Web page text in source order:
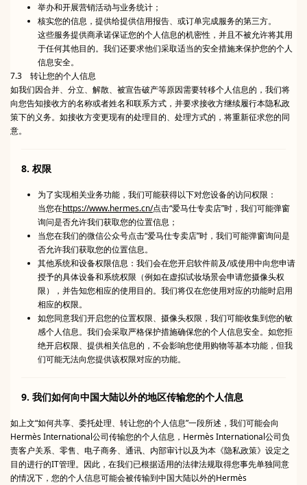
举办和开展营销活动与业务统计；
核实您的信息，提供给提供信用报告、或订单完成服务的第三方。
这些服务提供商承诺保证您的个人信息的机密性，并且不被允许将其用
于任何其他目的。我们还要求他们采取适当的安全措施来保护您的个人
信息安全。
7.3 转让您的个人信息
如我们因合并、分立、解散、被宣告破产等原因需要转移个人信息的，我们将
向您告知接收方的名称或者姓名和联系方式，并要求接收方继续履行本隐私政
策下的义务。如接收方变更现有的处理目的、处理方式的，将重新征求您的同
意。
8. 权限
为了实现相关业务功能，我们可能获得以下对您设备的访问权限：
当您在https://www.hermes.cn/点击“爱马仕专卖店”时，我们可能弹窗
询问是否允许我们获取您的位置信息；
当您在我们的微信公众号点击“爱马仕专卖店”时，我们可能弹窗询问是
否允许我们获取您的位置信息。
其他系统和设备权限信息：我们会在您开启软件前及/或使用中向您申请
授予的具体设备和系统权限（例如在虚拟试妆场景会申请您摄像头权
限），并告知您相应的使用目的。我们将仅在您使用对应的功能时启用
相应的权限。
如您同意我们开启您的位置权限、摄像头权限，我们可能收集到您的敏
感个人信息。我们会采取严格保护措施确保您的个人信息安全。如您拒
绝开启权限、提供相关信息的，不会影响您使用购物等基本功能，但我
们可能无法向您提供该权限对应的功能。
9. 我们如何向中国大陆以外的地区传输您的个人信息
如上文“如何共享、委托处理、转让您的个人信息”一段所述，我们可能会向
Hermès International公司传输您的个人信息，Hermès International公司负
责客户关系、零售、电子商务、通讯、内部审计以及为本《隐私政策》设定之
目的进行的IT管理。因此，在我们已根据适用的法律法规取得您事先单独同意
的情况下，您的个人信息可能会被传输到中国大陆以外的Hermès